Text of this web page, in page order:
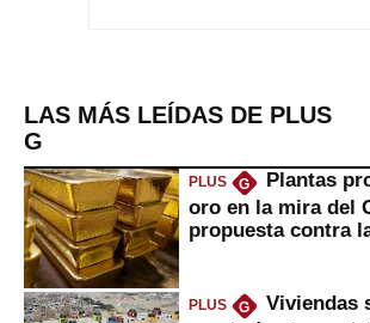
LAS MÁS LEÍDAS DE PLUS
G
PLUS G
Plantas
oro en la mira del
propuesta contra
PLUS G
Viviendas